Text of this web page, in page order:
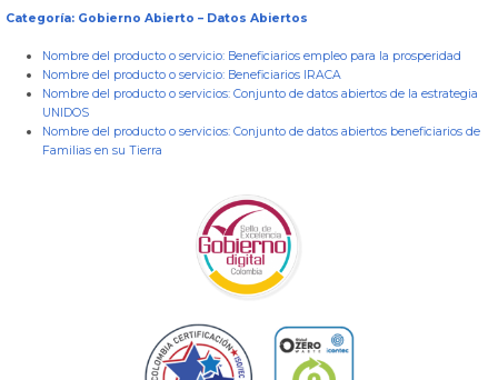
Categoría: Gobierno Abierto – Datos Abiertos
Nombre del producto o servicio: Beneficiarios empleo para la prosperidad
Nombre del producto o servicio: Beneficiarios IRACA
Nombre del producto o servicios: Conjunto de datos abiertos de la estrategia
UNIDOS
Nombre del producto o servicios: Conjunto de datos abiertos beneficiarios de
Familias en su Tierra